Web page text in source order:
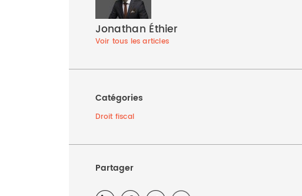
Jonathan Éthier
Voir tous les articles
Catégories
Droit fiscal
Partager